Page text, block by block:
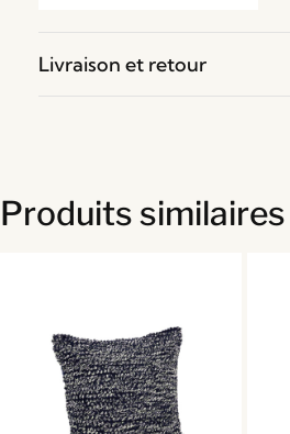
Livraison et retour
Produits similaires